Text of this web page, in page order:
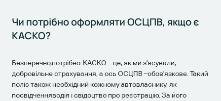
Чи потрібно оформляти ОСЦПВ, якщо є
КАСКО?
Безперечно,потрібно. КАСКО – це, як ми з'ясували,
добровільне страхування, а ось ОСЦПВ –обов'язкове. Такий
поліс також необхідний кожному автовласнику, як
посвідченняводія і свідоцтво про реєстрацію. За його